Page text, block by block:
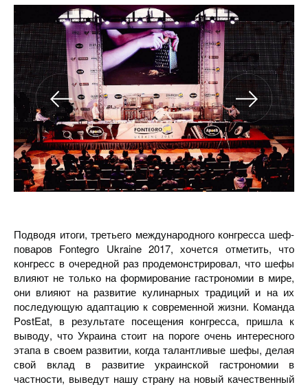
Подводя итоги, третьего международного конгресса шеф-
поваров Fontegro Ukraine 2017, хочется отметить, что
конгресс в очередной раз продемонстрировал, что шефы
влияют не только на формирование гастрономии в мире,
они влияют на развитие кулинарных традиций и на их
последующую адаптацию к современной жизни. Команда
PostEat, в результате посещения конгресса, пришла к
выводу, что Украина стоит на пороге очень интересного
этапа в своем развитии, когда талантливые шефы, делая
свой вклад в развитие украинской гастрономии в
частности, выведут нашу страну на новый качественный